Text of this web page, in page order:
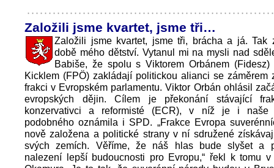
Založili jsme kvartet, jsme tři…
Založili jsme kvartet, jsme tři, brácha a já. Tak
době mého dětství. Vytanul mi na mysli nad
Babiše, že spolu s Viktorem Orbánem (Fidesz)
Kicklem (FPÖ) zakládají politickou alianci se záměrem
frakci v Evropském parlamentu. Viktor Orbán ohlásil
evropských dějin. Cílem je překonání stávající
konzervativci a reformisté (ECR), v níž je i naše
podobného oznámila i SPD. „Frakce Evropa
nově založena a politické strany v ní sdružené
svých zemích. Věříme, že náš hlas bude slyšet a
nalezení lepší budoucnosti pro Evropu,“ řekl k tomu v